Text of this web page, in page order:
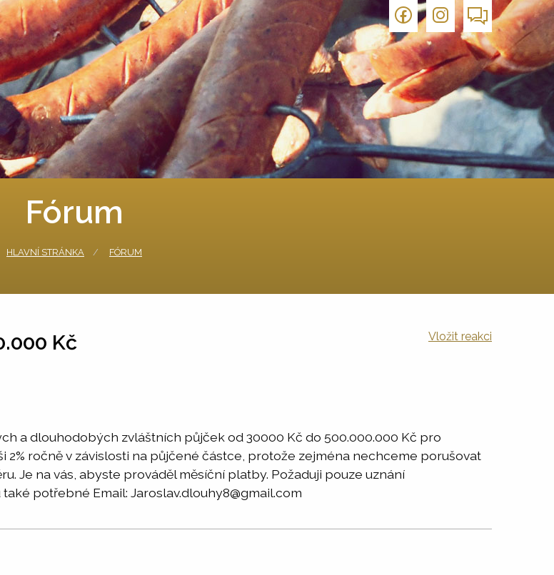
Fórum
HLAVNÍ STRÁNKA FÓRUM
Kč Vložit reakci
a dlouhodobých zvláštních půjček od 30000 Kč do 500.000.000 Kč pro
2% ročně v závislosti na půjčené částce, protože zejména nechceme porušovat
Je na vás, abyste prováděl měsíční platby. Požaduji pouze uznání
potřebné Email: Jaroslav.dlouhy8@gmail.com